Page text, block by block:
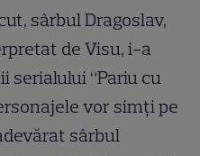
sârbul Dragoslav,
de Visu, i-a
serialului “Pariu cu
vor simţi pe
sârbul